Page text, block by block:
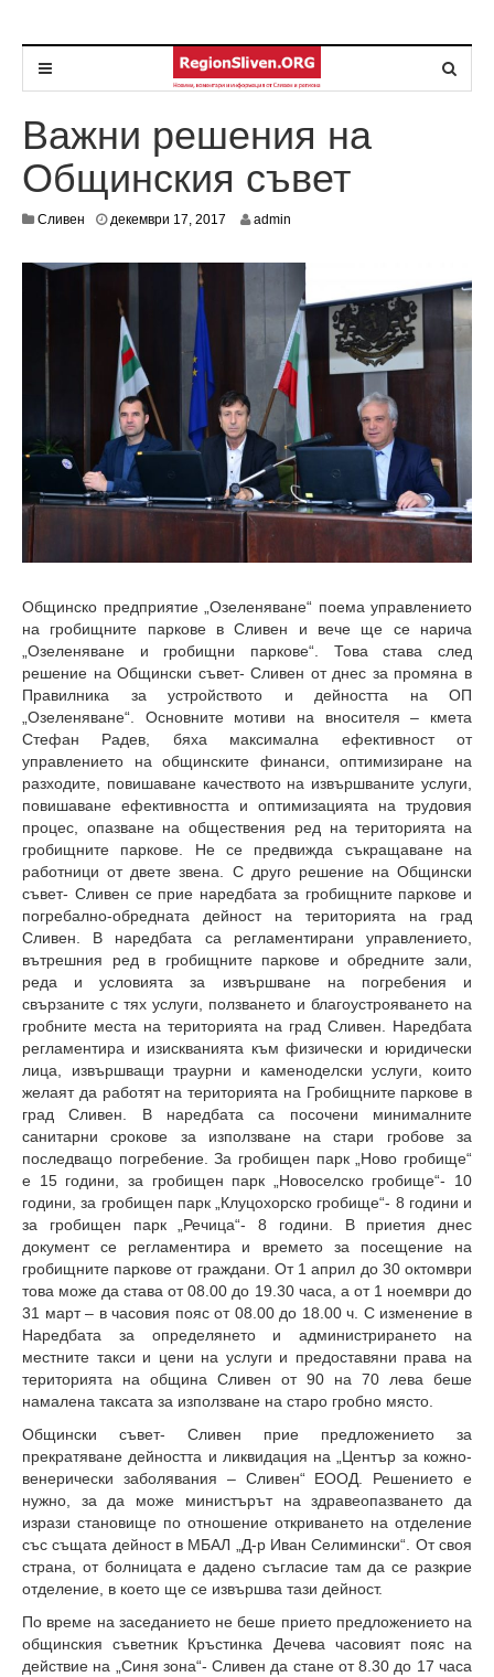
Важни решения на
Общинския съвет
Сливен декември 17, 2017
1
,
2
0
1
7
admin
Общинско предприятие „Озеленяване“ поема управлението
на гробищните паркове в Сливен и вече ще се нарича
„Озеленяване и гробищни паркове“. Това става след
решение на Общински съвет- Сливен от днес за промяна в
Правилника за устройството и дейността на ОП
„Озеленяване“. Основните мотиви на вносителя – кмета
Стефан Радев, бяха максимална ефективност от
управлението на общинските финанси, оптимизиране на
разходите, повишаване качеството на извършваните услуги,
повишаване ефективността и оптимизацията на трудовия
процес, опазване на обществения ред на територията на
гробищните паркове. Не се предвижда съкращаване на
работници от двете звена. С друго решение на Общински
съвет- Сливен се прие наредбата за гробищните паркове и
погребално-обредната дейност на територията на град
Сливен. В наредбата са регламентирани управлението,
вътрешния ред в гробищните паркове и обредните зали,
реда и условията за извършване на погребения и
свързаните с тях услуги, ползването и благоустрояването на
гробните места на територията на град Сливен. Наредбата
регламентира и изискванията към физически и юридически
лица, извършващи траурни и каменоделски услуги, които
желаят да работят на територията на Гробищните паркове в
град Сливен. В наредбата са посочени минималните
санитарни срокове за използване на стари гробове за
последващо погребение. За гробищен парк „Ново гробище“
е 15 години, за гробищен парк „Новоселско гробище“- 10
години, за гробищен парк „Клуцохорско гробище“- 8 години и
за гробищен парк „Речица“- 8 години. В приетия днес
документ се регламентира и времето за посещение на
гробищните паркове от граждани. От 1 април до 30 октомври
това може да става от 08.00 до 19.30 часа, а от 1 ноември до
31 март – в часовия пояс от 08.00 до 18.00 ч. С изменение в
Наредбата за определянето и администрирането на
местните такси и цени на услуги и предоставяни права на
територията на община Сливен от 90 на 70 лева беше
намалена таксата за използване на старо гробно място.
Общински съвет- Сливен прие предложението за
прекратяване дейността и ликвидация на „Център за кожно-
венерически заболявания – Сливен“ ЕООД. Решението е
нужно, за да може министърът на здравеопазването да
изрази становище по отношение откриването на отделение
със същата дейност в МБАЛ „Д-р Иван Селимински“. От своя
страна, от болницата е дадено съгласие там да се разкрие
отделение, в което ще се извършва тази дейност.
По време на заседанието не беше прието предложението на
общинския съветник Кръстинка Дечева часовият пояс на
действие на „Синя зона“- Сливен да стане от 8.30 до 17 часа